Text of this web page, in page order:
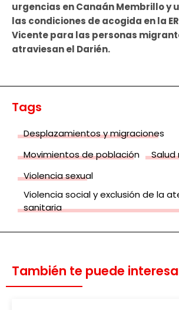
urgencias en Canaán Membrillo y
las condiciones de acogida en la
Vicente para las personas
atraviesan el Darién.
Tags
Desplazamientos y migraciones
Movimientos de población
Violencia sexual
Violencia social y exclusión de la
sanitaria
También te puede